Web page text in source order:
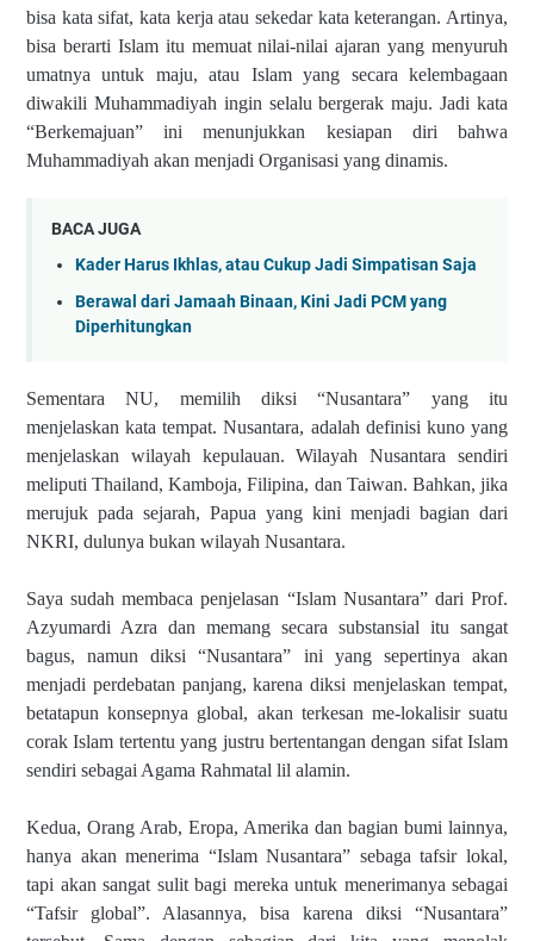
bisa kata sifat, kata kerja atau sekedar kata keterangan. Artinya,
bisa berarti Islam itu memuat nilai-nilai ajaran yang menyuruh
umatnya untuk maju, atau Islam yang secara kelembagaan
diwakili Muhammadiyah ingin selalu bergerak maju. Jadi kata
“Berkemajuan” ini menunjukkan kesiapan diri bahwa
Muhammadiyah akan menjadi Organisasi yang dinamis.
BACA JUGA
Kader Harus Ikhlas, atau Cukup Jadi Simpatisan Saja
Berawal dari Jamaah Binaan, Kini Jadi PCM yang
Diperhitungkan
Sementara NU, memilih diksi “Nusantara” yang itu
menjelaskan kata tempat. Nusantara, adalah definisi kuno yang
menjelaskan wilayah kepulauan. Wilayah Nusantara sendiri
meliputi Thailand, Kamboja, Filipina, dan Taiwan. Bahkan, jika
merujuk pada sejarah, Papua yang kini menjadi bagian dari
NKRI, dulunya bukan wilayah Nusantara.
Saya sudah membaca penjelasan “Islam Nusantara” dari Prof.
Azyumardi Azra dan memang secara substansial itu sangat
bagus, namun diksi “Nusantara” ini yang sepertinya akan
menjadi perdebatan panjang, karena diksi menjelaskan tempat,
betatapun konsepnya global, akan terkesan me-lokalisir suatu
corak Islam tertentu yang justru bertentangan dengan sifat Islam
sendiri sebagai Agama Rahmatal lil alamin.
Kedua, Orang Arab, Eropa, Amerika dan bagian bumi lainnya,
hanya akan menerima “Islam Nusantara” sebaga tafsir lokal,
tapi akan sangat sulit bagi mereka untuk menerimanya sebagai
“Tafsir global”. Alasannya, bisa karena diksi “Nusantara”